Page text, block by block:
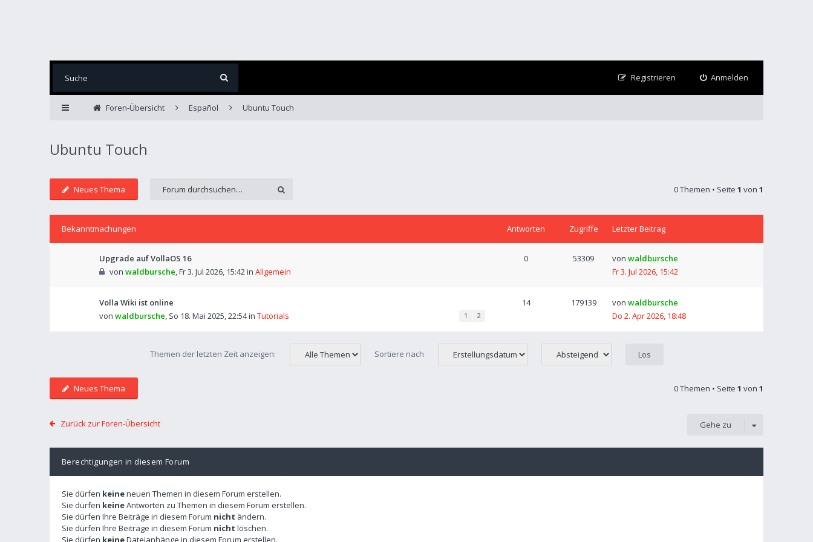
Anmelden
Registrieren
Foren-Übersicht Español Ubuntu Touch
Ubuntu Touch
Neues Thema 0 Themen • Seite 1 von 1
Bekanntmachungen Antworten Zugriffe Letzter Beitrag
Upgrade auf VollaOS 16
von waldbursche,Fr 3. Jul 2026, 15:42in Allgemein
0 53309 von waldbursche
Fr 3. Jul 2026, 15:42
Volla Wiki ist online
von waldbursche, So 18. Mai 2025, 22:54in Tutorials 1 2
14 179139 von waldbursche
Do 2. Apr 2026, 18:48
Themen der letzten Zeit anzeigen: Sortiere nach
Neues Thema 0 Themen • Seite 1 von 1
Zurück zur Foren-Übersicht Gehe zu
Berechtigungen in diesem Forum
Sie dürfen keineneuen Themen in diesem Forum erstellen.
Sie dürfen keineAntworten zu Themen in diesem Forum erstellen.
Sie dürfen Ihre Beiträge in diesem Forum nicht ändern.
Sie dürfen Ihre Beiträge in diesem Forum nicht löschen.
Sie dürfen keineDateianhänge in diesem Forum erstellen.